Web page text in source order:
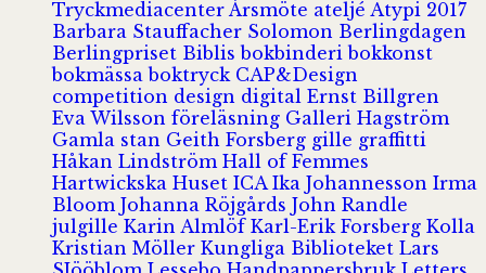
Tryckmediacenter Årsmöte ateljé Atypi 2017
Barbara Stauffacher Solomon Berlingdagen
Berlingpriset Biblisbokbinderibokkonst
bokmässaboktryck CAP&Design
competition design digital Ernst Billgren
Eva Wilsson föreläsning Galleri Hagström
Gamla stan Geith Forsberg gille graffitti
Håkan Lindström Hall of Femmes
Hartwickska Huset ICA Ika Johannesson Irma
Bloom Johanna Röjgårds John Randle
julgille Karin Almlöf Karl-Erik Forsberg Kolla
Kristian Möller Kungliga Biblioteket Lars